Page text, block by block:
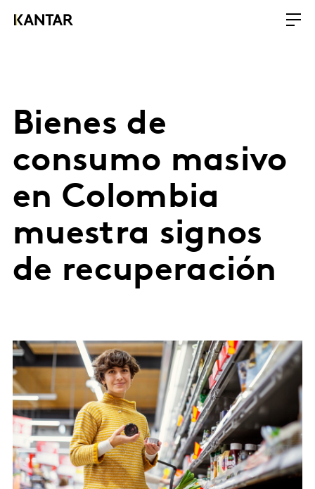
Bienes de
consumo masivo
en Colombia
muestra signos
de recuperación